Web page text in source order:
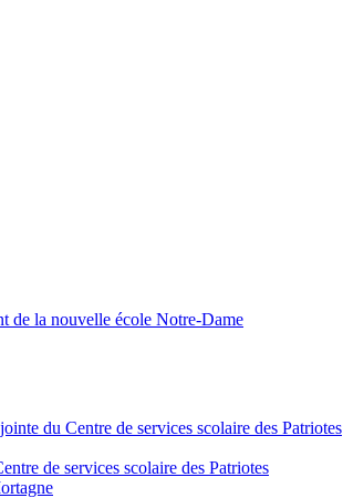
de la nouvelle école Notre-Dame
du Centre de services scolaire des Patriotes
de services scolaire des Patriotes